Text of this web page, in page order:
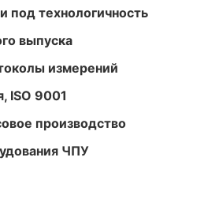
под технологичность
выпуска
измерений
ISO 9001
производство
ЧПУ